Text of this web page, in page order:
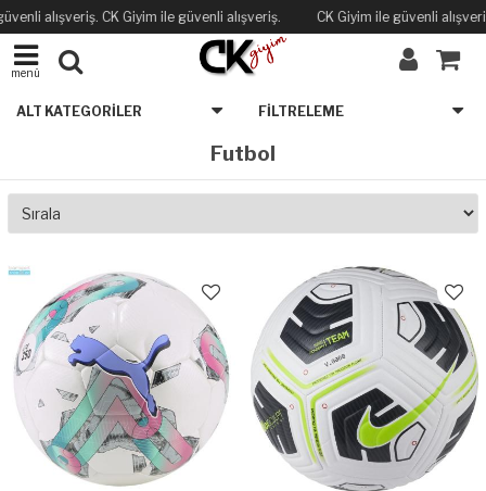
alışveriş. CK Giyim ile güvenli alışveriş. CK Giyim ile güvenli
menü
ALT KATEGORILER FILTRELEME
Futbol